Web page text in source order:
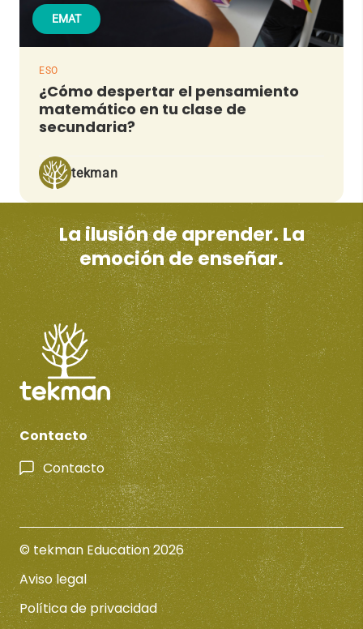
EMAT
ESO
¿Cómo despertar el pensamiento
matemático en tu clase de
secundaria?
tekman
La ilusión de aprender. La
emoción de enseñar.
Contacto
Contacto
© tekman Education 2026
Aviso legal
Política de privacidad